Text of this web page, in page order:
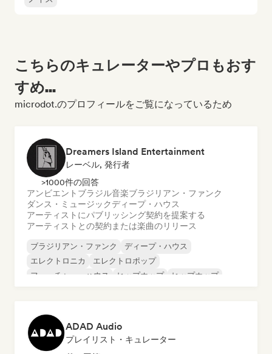
こちらのキュレーターやプロもおす
すめ...
microdot.のプロフィールをご覧になっているため
Dreamers Island Entertainment
レーベル, 発行者
>1000件の回答
アンビエント ブラジル音楽ブラジリアン・ファンク
ダンス・ミュージックディープ・ハウス
アーティストにパブリッシング契約を提案する
アーティストとの契約または楽曲のリリース
ブラジリアン・ファンク
ディープ・ハウス
エレクトロニカ
エレクトロポップ
フューチャー・ハウス
ヒップホップ
ヒップホップ
ADAD Audio
プレイリスト・キュレーター